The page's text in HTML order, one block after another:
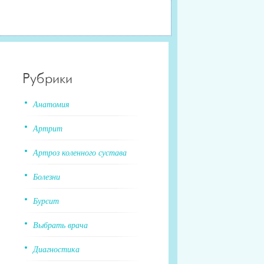
Рубрики
Анатомия
Артрит
Артроз коленного сустава
Болезни
Бурсит
Выбрать врача
Диагностика